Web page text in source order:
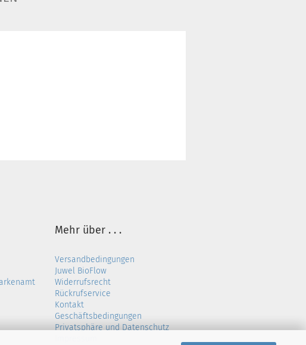
Mehr über . . .
Versandbedingungen
Juwel BioFlow
Widerrufsrecht
Rückrufservice
Kontakt
Geschäftsbedingungen
Privatsphäre und Datenschutz